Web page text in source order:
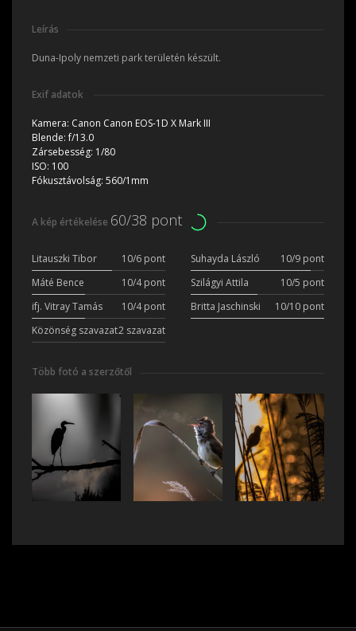
Leírás
Duna-Ipoly nemzeti park területén készült.
Exif adatok
Kamera: Canon Canon EOS-1D X Mark III
Blende:f/13.0
Zársebesség: 1/80
ISO: 100
Fókusztávolság: 560/1mm
A kép értékelése 60/38 pont
Litauszki Tibor 10/6 pont Suhayda László
10/9 pont
Máté Bence
10/4 pont Szilágyi Attila
10/5 pont
ifj. Vitray Tamás
10/4 pont Britta Jaschinski
10/10 pont
Közönség szavazat2 szavazat
Több fotó a szerzőtől